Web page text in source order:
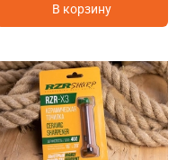
В корзину